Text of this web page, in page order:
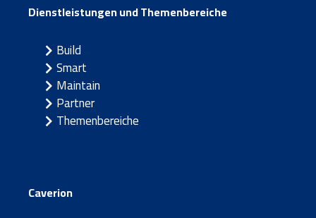
Dienstleistungen und Themenbereiche
Build
Smart
Maintain
Partner
Themenbereiche
Caverion